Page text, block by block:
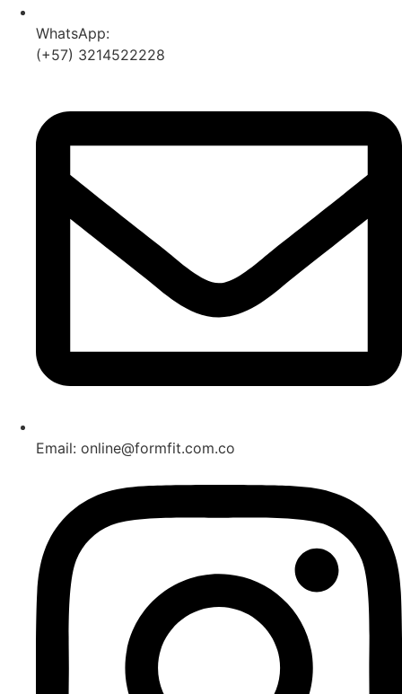
WhatsApp:
(+57) 3214522228
Email: online@formfit.com.co